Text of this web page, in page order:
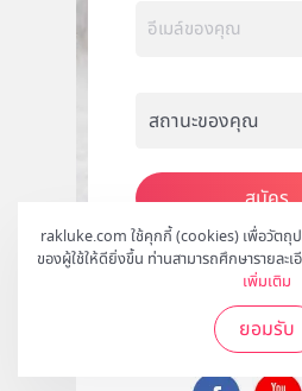
rakluke.com ใช้คุกกี้ (cookies) เพื่อวัตถุ
ของผู้ใช้ให้ดียิ่งขึ้น ท่านสามารถศึกษารายละเ
เพิ่มเติม
ยอมรับ
สมัคร
ติดตามเร